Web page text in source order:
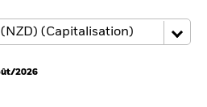
2026